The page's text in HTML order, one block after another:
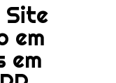
Site
em
em